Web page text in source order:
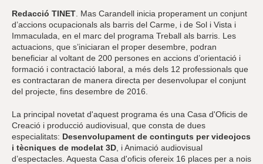
Redacció TINET . Mas Carandell inicia properament un conjunt
d’accions ocupacionals als barris del Carme, i de Sol i Vista i
Immaculada, en el marc del programa Treball als barris. Les
actuacions, que s’iniciaran el proper desembre, podran
beneficiar al voltant de 200 persones en accions d’orientació i
formació i contractació laboral, a més dels 12 professionals que
es contractaran de manera directa per desenvolupar el conjunt
del projecte, fins desembre de 2016.
La principal novetat d'aquest programa és una Casa d'Oficis de
Creació i producció audiovisual, que consta de dues
especialitats: Desenvolupament de continguts per videojocs
i tècniques de modelat 3D , i Animació audiovisual
d’espectacles. Aquesta Casa d'oficis ofereix 16 places per a nois